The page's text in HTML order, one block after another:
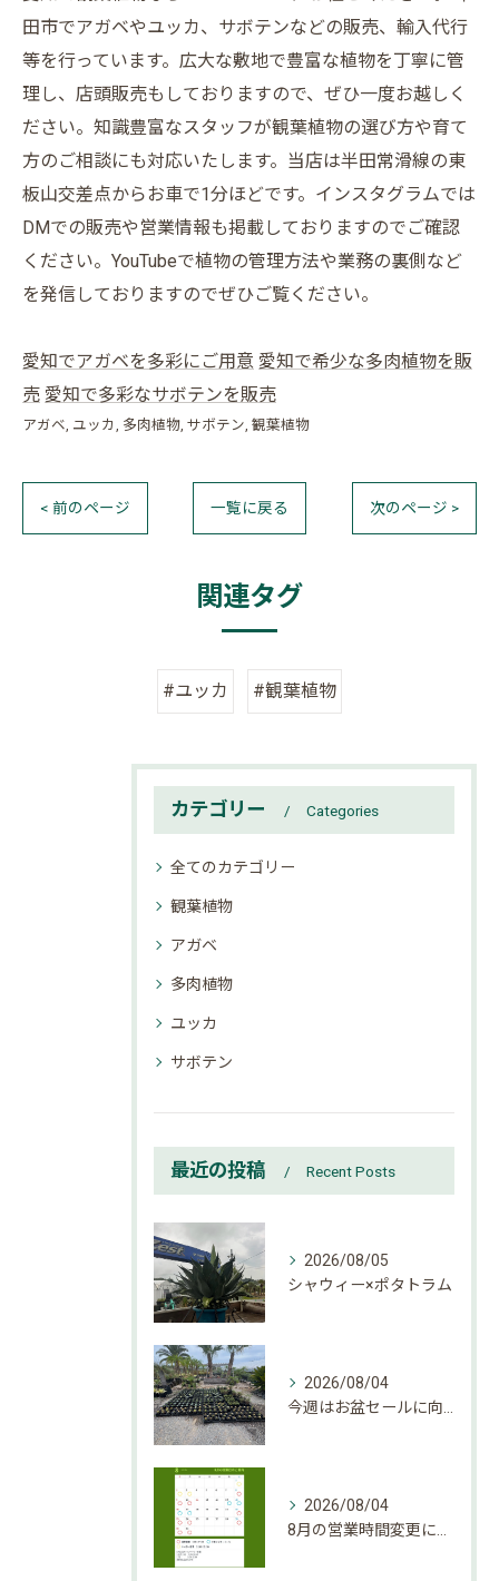
田市でアガベやユッカ、サボテンなどの販売、輸入代行
等を行っています。広大な敷地で豊富な植物を丁寧に管
理し、店頭販売もしておりますので、ぜひ一度お越しく
ださい。知識豊富なスタッフが観葉植物の選び方や育て
方のご相談にも対応いたします。当店は半田常滑線の東
板山交差点からお車で1分ほどです。インスタグラムでは
DMでの販売や営業情報も掲載しておりますのでご確認
ください。YouTubeで植物の管理方法や業務の裏側など
を発信しておりますのでぜひご覧ください。
愛知でアガベを多彩にご用意 愛知で希少な多肉植物を販
売 愛知で多彩なサボテンを販売
アガベ ユッカ 多肉植物 サボテン 観葉植物
< 前のページ 一覧に戻る 次のページ >
関連タグ
#ユッカ #観葉植物
カテゴリー Categories
全てのカテゴリー
観葉植物
アガベ
多肉植物
ユッカ
サボテン
最近の投稿 Recent Posts
2026/08/05
シャウィー×ポタトラム
2026/08/04
2026/08/04